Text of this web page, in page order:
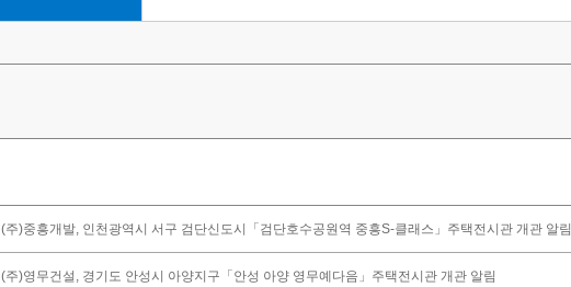
(주)중흥개발, 인천광역시 서구 검단신도시「검단호수공원역 중흥S-클래스」주택전시관 개관 알림
(주)영무건설, 경기도 안성시 아양지구「안성 아양 영무예다음」주택전시관 개관 알림